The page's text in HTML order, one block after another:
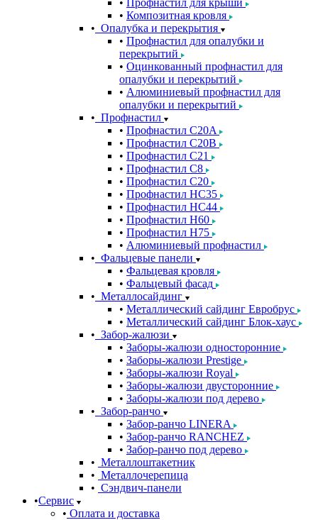
Профнастил для крыши
Композитная кровля
Опалубка и перекрытия
Профнастил для опалубки и
перекрытий
Оцинкованный профнастил для
опалубки и перекрытий
Алюминиевый профнастил для
опалубки и перекрытий
Профнастил
Профнастил С20A
Профнастил С20B
Профнастил С21
Профнастил С8
Профнастил С20
Профнастил НС35
Профнастил НС44
Профнастил Н60
Профнастил Н75
Алюминиевый профнастил
Фальцевые панели
Фальцевая кровля
Фальцевый фасад
Металлосайдинг
Металлический сайдинг Евробрус
Металлический сайдинг Блок-хаус
Забор-жалюзи
Заборы-жалюзи односторонние
Заборы-жалюзи Prestige
Заборы-жалюзи Royal
Заборы-жалюзи двусторонние
Заборы-жалюзи под дерево
Забор-ранчо
Забор-ранчо LINERA
Забор-ранчо RANCHEZ
Забор-ранчо под дерево
Металлоштакетник
Металлочерепица
Сэндвич-панели
Сервис
Оплата и доставка